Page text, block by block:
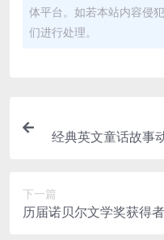
体平台。如若本站内容侵
们进行处理。
经典英文童话故事
下一篇
历届诺贝尔文学奖获得